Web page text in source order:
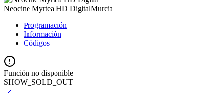
Neocine Myrtea HD DigitalMurcia
Programación
Información
Códigos
Función no disponible
SHOW_SOLD_OUT